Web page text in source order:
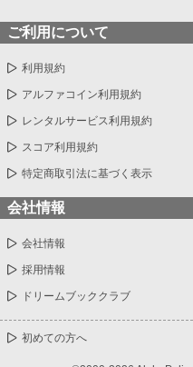
ご利用について
利用規約
アルファコイン利用規約
レンタルサービス利用規約
スコア利用規約
特定商取引法に基づく表示
会社情報
会社情報
採用情報
ドリームブッククラブ
初めての方へ